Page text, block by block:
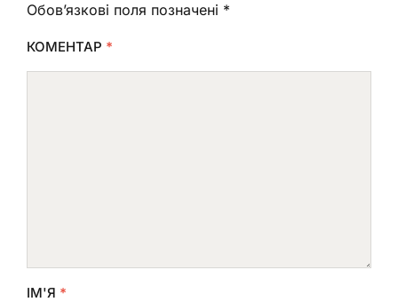
Обов’язкові поля позначені *
КОМЕНТАР *
ІМ'Я *